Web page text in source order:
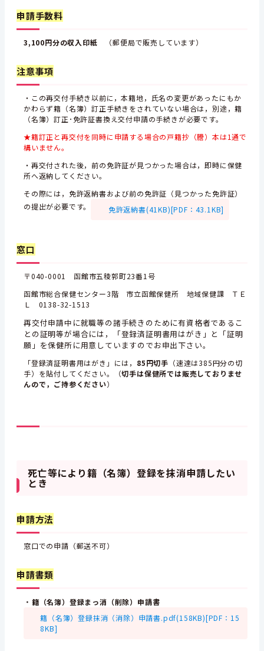
申請手数料
3,100円分の収入印紙 （郵便局で販売しています）
注意事項
・この再交付手続き以前に，本籍地，氏名の変更があったにもか
かわらず籍（名簿）訂正手続きをされていない場合は，別途，籍
（名簿）訂正･免許証書換え交付申請の手続きが必要です。
★籍訂正と再交付を同時に申請する場合の戸籍抄（謄）本は1通で
構いません。
・再交付された後，前の免許証が見つかった場合は，即時に保健
所へ返納してください。
その際には，免許返納書および前の免許証（見つかった免許証）
の提出が必要です。
免許返納書(41KB)[PDF：43.1KB]
窓口
〒040-0001 函館市五稜郭町23番1号
函館市総合保健センター3階 市立函館保健所 地域保健課 ＴＥ
Ｌ 0138-32-1513
再交付申請中に就職等の諸手続きのために有資格者であるこ
との証明等が場合には，
「登録済証明書用はがき」と「証明
願」を保健所に用意していますのでお申出下さい。
「登録済証明書用はがき」には， 85円切手 （速達は385円分の切
手）を貼付してください。（切手は保健所では販売しておりませ
んので，ご持参ください）
死亡等により籍（名簿）登録を抹消申請したい
とき
申請方法
窓口での申請（郵送不可）
申請書類
・ 籍（名簿）登録まっ消（削除）申請書
籍（名簿）登録抹消（消除）申請書.pdf(158KB)[PDF：15
8KB]